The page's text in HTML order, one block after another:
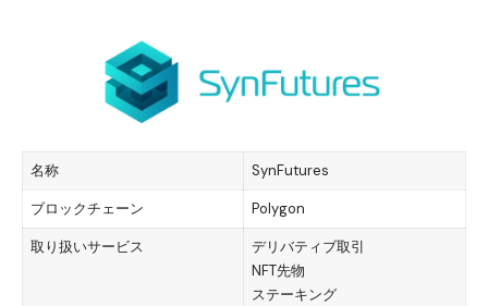
名称 SynFutures
ブロックチェーン Polygon
取り扱いサービス
デリバティブ取引
NFT先物
ステーキング